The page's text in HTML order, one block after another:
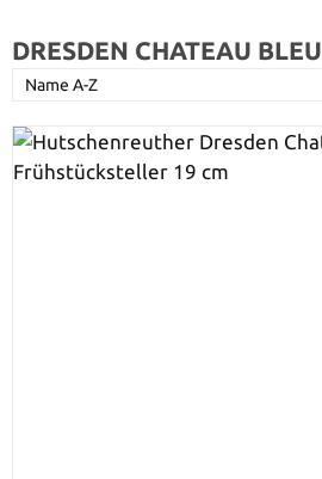
DRESDEN CHATEAU BLEU